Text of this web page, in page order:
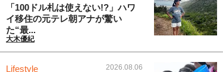
「100ドル札は使えない!?」ハワ
イ移住の元テレ朝アナが驚い
た“最...
大木優紀
Lifestyle 2026.08.06